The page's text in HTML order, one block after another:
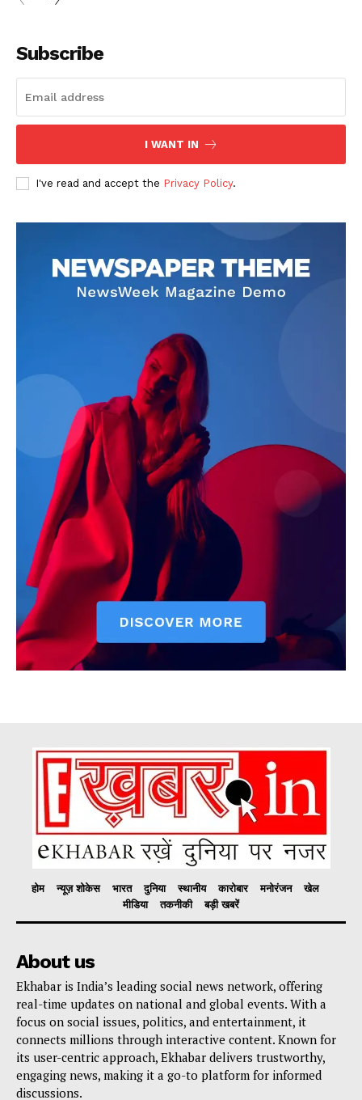
Contact us
Subscription Plans
My account
Subscribe
I WANT IN
I've read and accept the Privacy Policy.
होम न्यूज़ शोकेस भारत दुनिया स्थानीय कारोबार मनोरंजन
खेल
मीडिया
तकनीकी बड़ी खबरें
About us
Ekhabar is India’s leading social news network, offering
real-time updates on national and global events. With a
focus on social issues, politics, and entertainment, it
connects millions through interactive content. Known for
its user-centric approach, Ekhabar delivers trustworthy,
engaging news, making it a go-to platform for informed
discussions.